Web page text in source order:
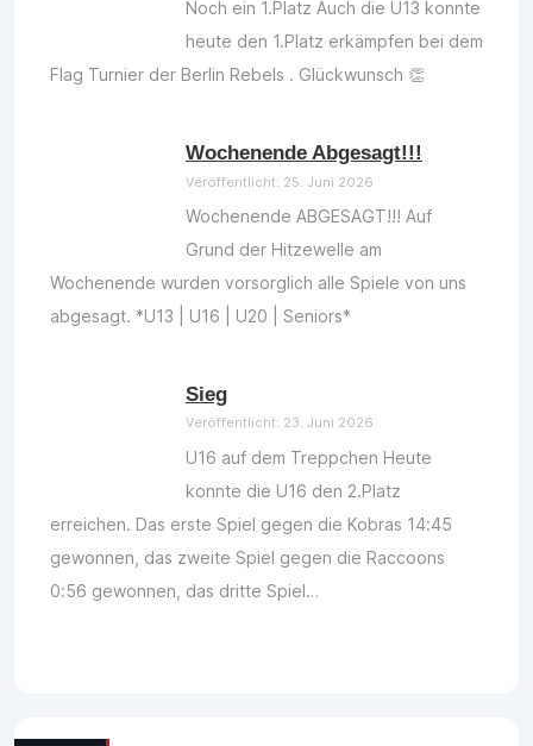
Noch ein 1.Platz Auch die U13 konnte
heute den 1.Platz erkämpfen bei dem
Flag Turnier der Berlin Rebels . Glückwunsch 👏
Wochenende Abgesagt!!!
Veröffentlicht: 25. Juni 2026
Wochenende ABGESAGT!!! Auf
Grund der Hitzewelle am
Wochenende wurden vorsorglich alle Spiele von uns
abgesagt. *U13 | U16 | U20 | Seniors*
Sieg
Veröffentlicht: 23. Juni 2026
U16 auf dem Treppchen Heute
konnte die U16 den 2.Platz
erreichen. Das erste Spiel gegen die Kobras 14:45
gewonnen, das zweite Spiel gegen die Raccoons
0:56 gewonnen, das dritte Spiel…